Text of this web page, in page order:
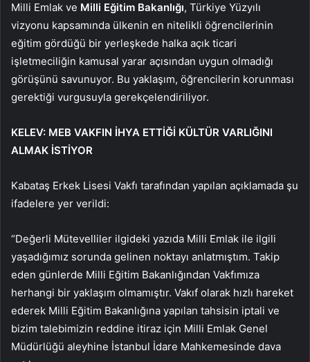
Milli Emlak ve Milli Eğitim Bakanlığı, Türkiye Yüzyılı
vizyonu kapsamında ülkenin en nitelikli öğrencilerinin
eğitim gördüğü bir yerleşkede halka açık ticari
işletmeciliğin kamusal yarar açısından uygun olmadığı
görüşünü savunuyor. Bu yaklaşım, öğrencilerin korunması
gerektiği vurgusuyla gerekçelendiriliyor.
KELEV: MEB VAKFIN İHYA ETTİĞİ KÜLTÜR VARLIĞINI
ALMAK İSTİYOR
Kabataş Erkek Lisesi Vakfı tarafından yapılan açıklamada şu
ifadelere yer verildi:
“Değerli Mütevelliler ilgideki yazıda Milli Emlak ile ilgili
yaşadığımız sorunda gelinen noktayı anlatmıştım. Takip
eden günlerde Milli Eğitim Bakanlığından Vakfımıza
herhangi bir yaklaşım olmamıştır. Vakıf olarak hızlı hareket
ederek Milli Eğitim Bakanlığına yapılan tahsisin iptali ve
bizim talebimizin reddine itiraz için Milli Emlak Genel
Müdürlüğü aleyhine İstanbul İdare Mahkemesinde dava